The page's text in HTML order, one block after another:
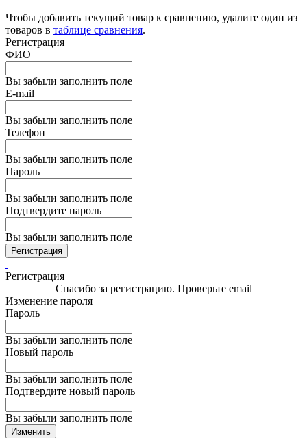
Чтобы добавить текущий товар к сравнению, удалите один из
товаров в таблице сравнения.
Регистрация
ФИО
Вы забыли заполнить поле
E-mail
Вы забыли заполнить поле
Телефон
Вы забыли заполнить поле
Пароль
Вы забыли заполнить поле
Подтвердите пароль
Вы забыли заполнить поле
Регистрация
Регистрация
Спасибо за регистрацию. Проверьте email
Изменение пароля
Пароль
Вы забыли заполнить поле
Новый пароль
Вы забыли заполнить поле
Подтвердите новый пароль
Вы забыли заполнить поле
Изменить